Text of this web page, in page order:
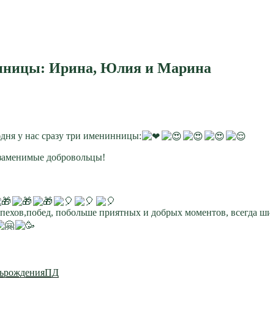
Ирина, Юлия и Марина
у нас сразу три именинницы:
добровольцы!
побольше приятных и добрых моментов, всегда